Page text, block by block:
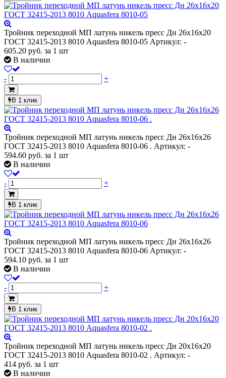
Тройник переходной МП латунь никель пресс Дн 26х16х20
ГОСТ 32415-2013 8010 Aquasfera 8010-05 Артикул: -
605.20 руб. за 1 шт
В наличии
- +
В 1 клик
Тройник переходной МП латунь никель пресс Дн 26х16х26
ГОСТ 32415-2013 8010 Aquasfera 8010-06 . Артикул: -
594.60 руб. за 1 шт
В наличии
- +
В 1 клик
Тройник переходной МП латунь никель пресс Дн 26х16х26
ГОСТ 32415-2013 8010 Aquasfera 8010-06 Артикул: -
594.10 руб. за 1 шт
В наличии
- +
В 1 клик
Тройник переходной МП латунь никель пресс Дн 20х16х20
ГОСТ 32415-2013 8010 Aquasfera 8010-02 . Артикул: -
414 руб. за 1 шт
В наличии